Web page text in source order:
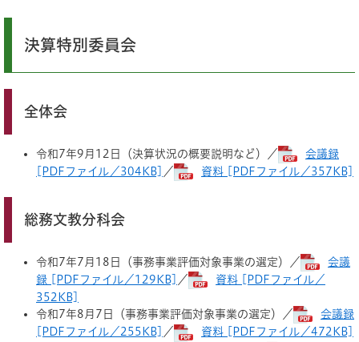
決算特別委員会
全体会
令和7年9月12日（決算状況の概要説明など）／
会議録
[PDFファイル／304KB]
／ 資料 [PDFファイル／357KB]
総務文教分科会
令和7年7月18日（事務事業評価対象事業の選定）／
会議
録 [PDFファイル／129KB]
／
資料 [PDFファイル／
352KB]
令和7年8月7日（事務事業評価対象事業の選定）／
会議録
[PDFファイル／255KB]
／
資料 [PDFファイル／472KB]